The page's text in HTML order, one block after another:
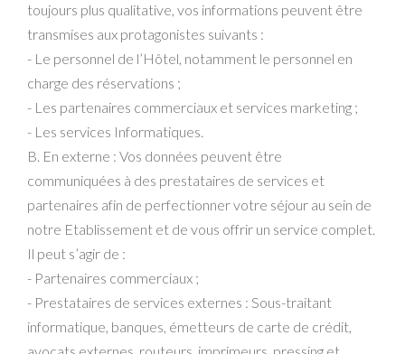
toujours plus qualitative, vos informations peuvent être
transmises aux protagonistes suivants :
- Le personnel de l’Hôtel, notamment le personnel en
charge des réservations ;
- Les partenaires commerciaux et services marketing ;
- Les services Informatiques.
B. En externe : Vos données peuvent être
communiquées à des prestataires de services et
partenaires afin de perfectionner votre séjour au sein de
notre Etablissement et de vous offrir un service complet.
Il peut s’agir de :
- Partenaires commerciaux ;
- Prestataires de services externes : Sous-traitant
informatique, banques, émetteurs de carte de crédit,